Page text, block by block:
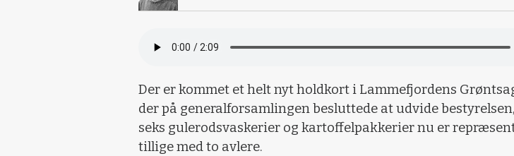
Der er kommet et helt nyt holdkort i Lammefjordens
der på generalforsamlingen besluttede at udvide
seks gulerodsvaskerier og kartoffelpakkerier nu er
tillige med to avlere.